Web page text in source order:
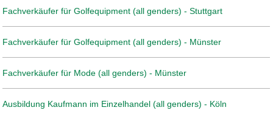
Fachverkäufer für Golfequipment (all genders) - Stuttgart
Fachverkäufer für Golfequipment (all genders) - Münster
Fachverkäufer für Mode (all genders) - Münster
Ausbildung Kaufmann im Einzelhandel (all genders) - Köln